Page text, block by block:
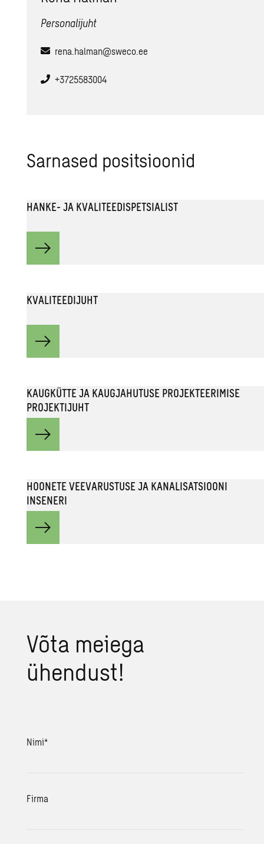
Personalijuht
rena.halman@sweco.ee
+3725583004
Sarnased positsioonid
HANKE- JA KVALITEEDISPETSIALIST
KVALITEEDIJUHT
KAUGKÜTTE JA KAUGJAHUTUSE PROJEKTEERIMISE
PROJEKTIJUHT
HOONETE VEEVARUSTUSE JA KANALISATSIOONI
INSENERI
Võta meiega
ühendust!
Nimi*
Firma